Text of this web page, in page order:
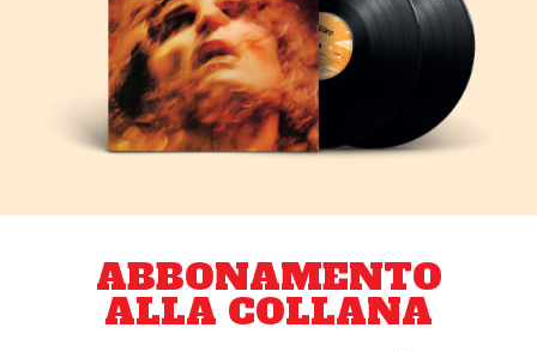
ABBONAMENTO
ALLA COLLANA